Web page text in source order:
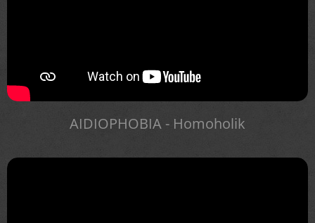
AIDIOPHOBIA - Homoholik